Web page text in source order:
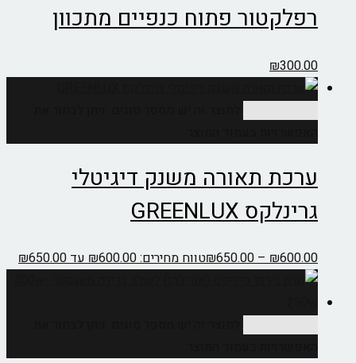
רפלקטור פתוח כנפיים מתכוון
₪300.00
ערכת תאורה משנק דיגיטלי
גרינלקס GREENLUX
₪600.00
–
₪650.00 טווח מחירים: ⁦₪600.00⁩ עד ⁦₪650.00⁩